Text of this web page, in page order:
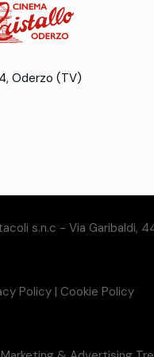
Oderzo (TV)
s.n.c - Via Garibaldi,
Policy | Cookie Policy